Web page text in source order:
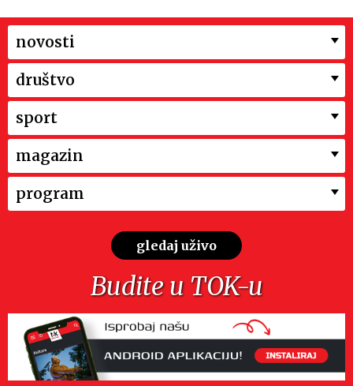
novosti
društvo
sport
magazin
program
gledaj uživo
Budite u TOK-u